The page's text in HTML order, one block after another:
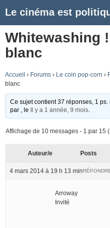
Le cinéma est
Whitewashing
blanc
Accueil › Forums › Le coin pop-corn ›
blanc
Ce sujet contient 37 réponses, 1
par
, le Il y a 1 année, 9 mois
Affichage de 10 messages - 1 par 15
Auteur/e Posts
4 mars 2014 à 19 h 13 min
Arroway
Invité